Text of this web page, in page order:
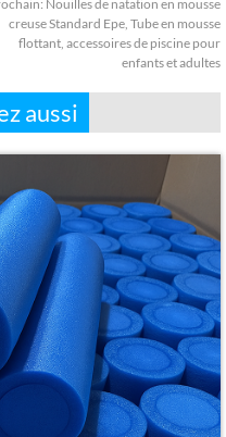
Nouilles de natation en mousse
creuse Standard Epe, Tube en mousse
flottant, accessoires de piscine pour
enfants et adultes
aussi